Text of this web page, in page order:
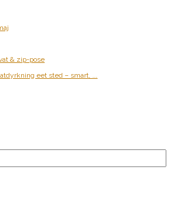
& zip-pose
eet sted – smart, ...